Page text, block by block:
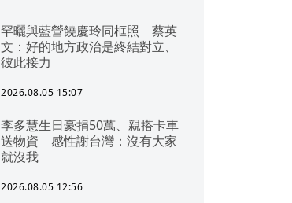
罕曬與藍營饒慶玲同框照 蔡英
文：好的地方政治是終結對立、
彼此接力
2026.08.05 15:07
李多慧生日豪捐50萬、親搭卡車
送物資 感性謝台灣：沒有大家
就沒我
2026.08.05 12:56